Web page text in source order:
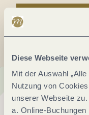
Diese Webseite
Mit der Auswahl
Nutzung von
unserer Webseite
a. Online-